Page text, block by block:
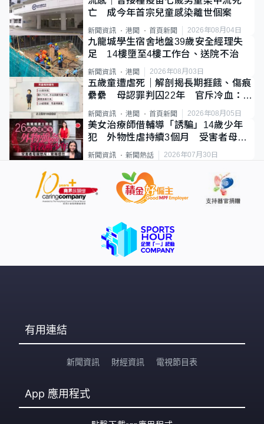
亡 成今年首宗兒童感染離世個案
新聞資訊 港聞 首頁新聞 2026年08月04日
九龍城學生宿舍地盤39歲安全經理失
足 14樓墮至4樓工作台、送院不治
新聞資訊 港聞 2026年08月03日
五歲童遭虐死｜解剖揭長期捱餓、傷痕
纍纍 母認罪判囚22年 官斥冷血：同
類案最惡劣
新聞資訊 港聞 首頁新聞 2026年08月05日
美女治療師借輔導「誘騙」14歲少年
犯 外物性虐持續3個月 受害者母：
要保護其他人
新聞資訊 新聞熱話 2026年07月30日
有用連結
新聞資訊 財經資訊 電視節目表
App 應用程式